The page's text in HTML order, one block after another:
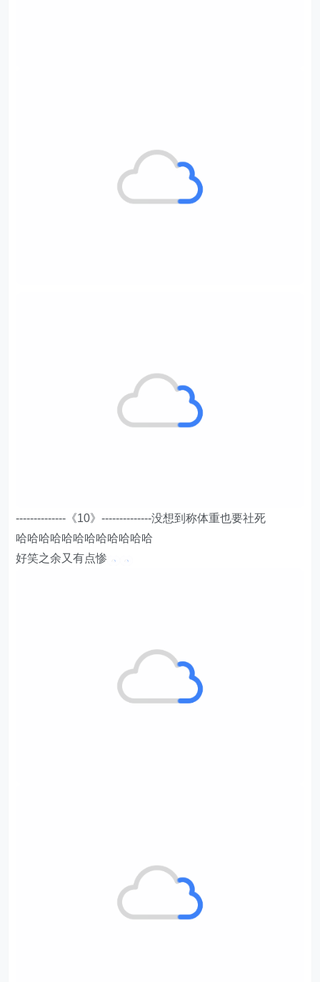
--------------《10》--------------没想到称体重也要社死
哈哈哈哈哈哈哈哈哈哈哈哈
好笑之余又有点惨